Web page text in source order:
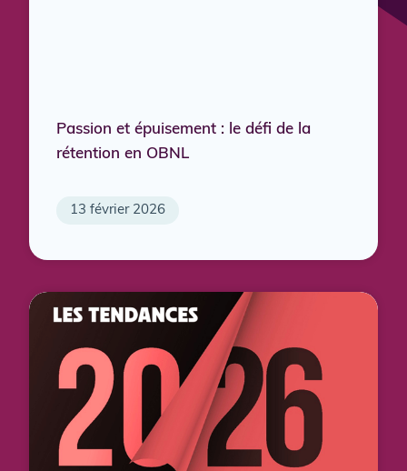
Passion et épuisement : le défi de la
rétention en OBNL
13 février 2026